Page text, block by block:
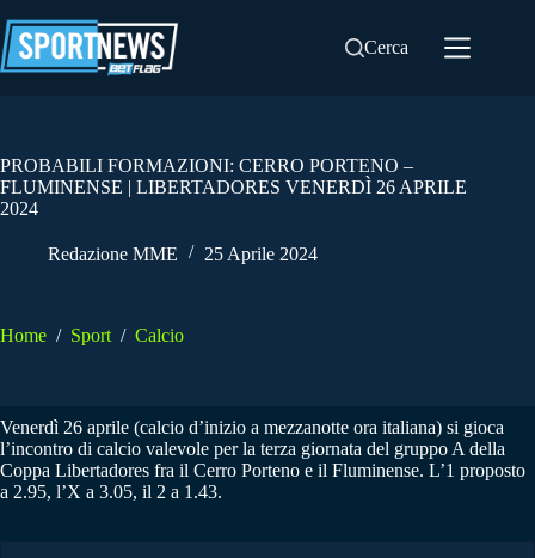
al
contenuto
Cerca
PROBABILI FORMAZIONI: CERRO PORTENO –
FLUMINENSE | LIBERTADORES VENERDÌ 26 APRILE
2024
Redazione MME 25 Aprile 2024
Home / Sport / Calcio
Venerdì 26 aprile (calcio d’inizio a mezzanotte ora italiana) si gioca
l’incontro di calcio valevole per la terza giornata del gruppo A della
Coppa Libertadores fra il Cerro Porteno e il Fluminense. L’1 proposto
a 2.95, l’X a 3.05, il 2 a 1.43.